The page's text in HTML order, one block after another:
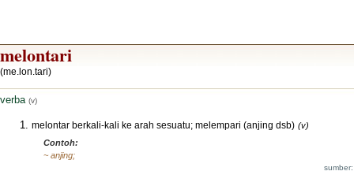
melontari
(me.lon.tari)
verba (v)
melontar berkali-kali ke arah sesuatu; melempari (anjing dsb) (v)
Contoh:
~ anjing;